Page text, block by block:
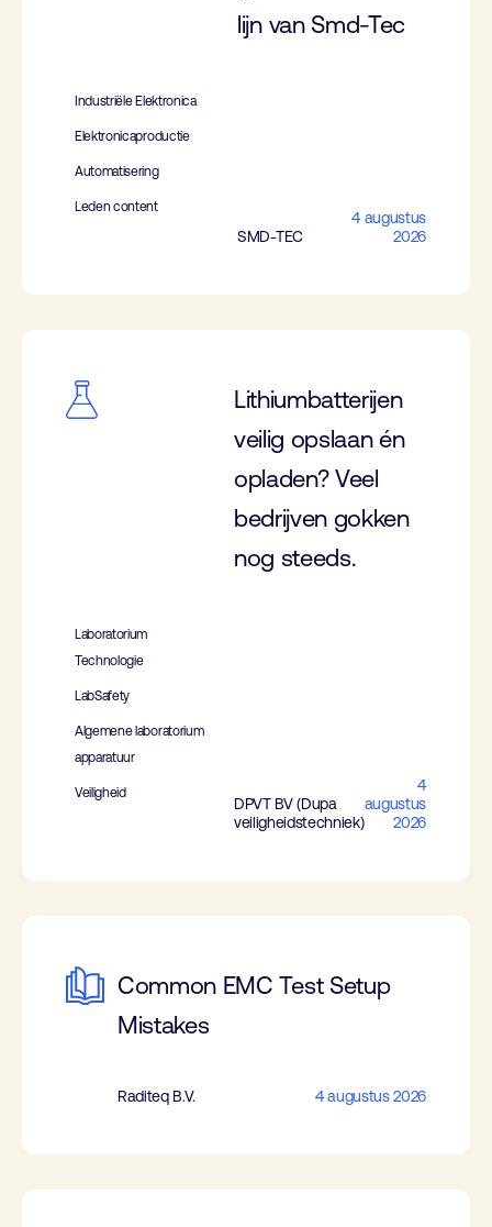
lijn van Smd-Tec
Industriële Elektronica
Elektronicaproductie
Automatisering
Leden content
SMD-TEC
4 augustus
2026
Lithiumbatterijen
veilig opslaan én
opladen? Veel
bedrijven gokken
nog steeds.
Laboratorium
Technologie
LabSafety
Algemene laboratorium
apparatuur
Veiligheid
DPVT BV (Dupa
veiligheidstechniek)
4
augustus
2026
Common EMC Test Setup
Mistakes
Raditeq B.V. 4 augustus 2026